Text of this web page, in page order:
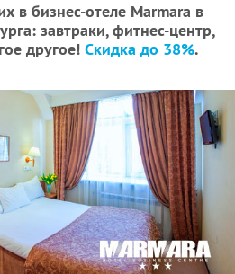
в бизнес-отеле Marmara в
завтраки, фитнес-центр,
другое! Скидка до 38%.